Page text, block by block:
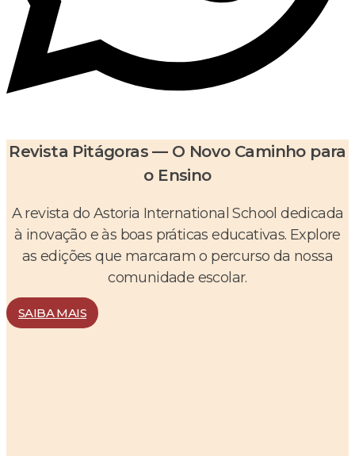
Revista Pitágoras — O Novo Caminho para
o Ensino
A revista do Astoria International School dedicada
à inovação e às boas práticas educativas. Explore
as edições que marcaram o percurso da nossa
comunidade escolar.
SAIBA MAIS